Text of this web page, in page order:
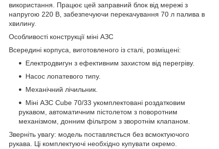
використання. Працює цей заправний блок від мережі з
напругою 220 В, забезпечуючи перекачування 70 л палива в
хвилину.
Особливості конструкції міні АЗС
Всередині корпуса, виготовленого із сталі, розміщені:
Електродвигун з ефективним захистом від перегріву.
Насос лопатевого типу.
Механічний лічильник.
Міні АЗС Cube 70/33 укомплектовані роздатковим
рукавом, автоматичним пістолетом з поворотним
механізмом, донним фільтром з зворотнім клапаном.
Зверніть увагу: модель поставляється без всмоктуючого
рукава. Ці комплектуючі необхідно купувати окремо.